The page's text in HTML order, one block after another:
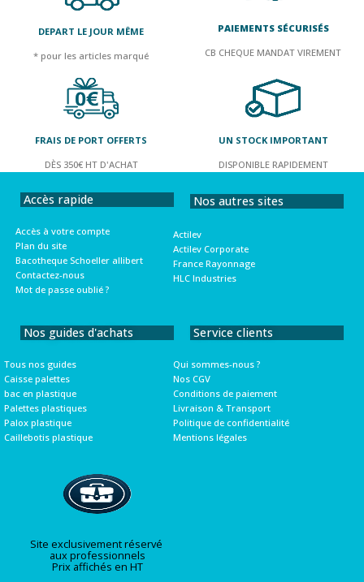
DEPART LE JOUR MÊME
* pour les articles marqué
PAIEMENTS SÉCURISÉS
CB CHEQUE MANDAT VIREMENT
FRAIS DE PORT OFFERTS
DÈS 350€ HT D'ACHAT
UN STOCK IMPORTANT
DISPONIBLE RAPIDEMENT
Accès rapide
Accès à votre compte
Plan du site
Bacotheque Schoeller allibert
Contactez-nous
Mot de passe oublié ?
Nos autres sites
Actilev
Actilev Corporate
France Rayonnage
HLC Industries
Nos guides d'achats
Tous nos guides
Caisse palettes
bac en plastique
Palettes plastiques
Palox plastique
Caillebotis plastique
Service clients
Qui sommes-nous ?
Nos CGV
Conditions de paiement
Livraison & Transport
Politique de confidentialité
Mentions légales
Site exclusivement réservé
aux professionnels
Prix affichés en HT